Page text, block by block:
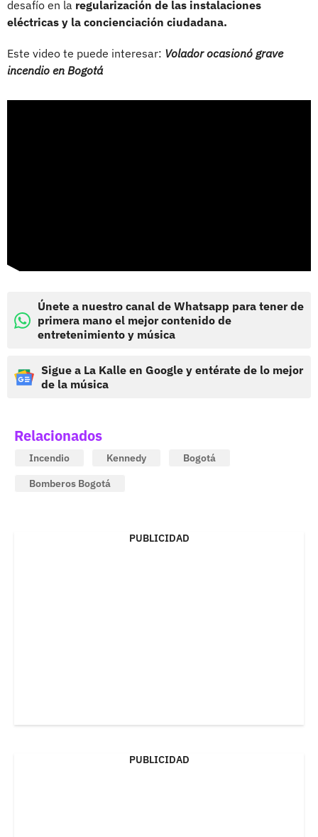
desafío en la regularización de las instalaciones
eléctricas y la concienciación ciudadana.
Este video te puede interesar: Volador ocasionó grave
incendio en Bogotá
Únete a nuestro canal de Whatsapp para tener de
primera mano el mejor contenido de
entretenimiento y música
Sigue a La Kalle en Google y entérate de lo mejor
de la música
Relacionados
Incendio Kennedy
Bogotá
Bomberos Bogotá
PUBLICIDAD
PUBLICIDAD